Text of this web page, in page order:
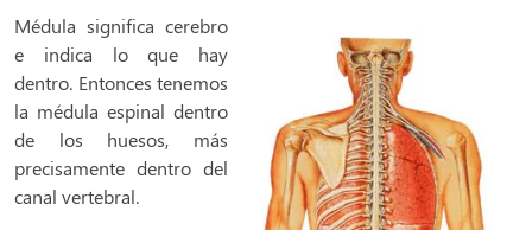
Médula significa cerebro
e indica lo que hay
dentro. Entonces tenemos
la médula espinal dentro
de los huesos, más
precisamente dentro del
canal vertebral.